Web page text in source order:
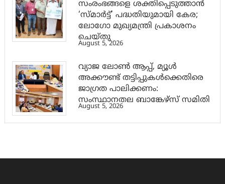
സംരംഭങ്ങളെ ശക്തിപ്പെടുത്താന്‍
‘സ്മാര്‍ട്ട്’ പദ്ധതിയുമായി കേര;
ലോഗോ മുഖ്യമന്ത്രി പ്രകാശനം
ചെയ്തു
August 5, 2026
വ്യാജ ലോൺ ആപ്പ്, മ്യൂൾ
അക്കൗണ്ട് തട്ടിപ്പുകൾക്കെതിരെ
ജാ​ഗ്രത പാലിക്കണം:
സംസ്ഥാനതല ബാങ്കേഴ്സ് സമിതി
August 5, 2026